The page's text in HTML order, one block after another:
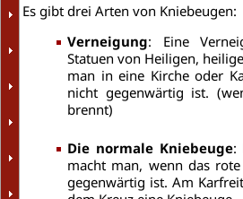
Es gibt drei Arten von Kniebeugen:
Verneigung: Eine
Statuen von Heiligen,
man in eine Kirche oder
nicht gegenwärtig ist.
brennt)
Die normale Kniebeuge:
macht man, wenn das
gegenwärtig ist. Am